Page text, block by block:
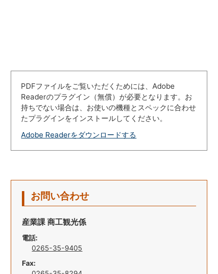
PDFファイルをご覧いただくためには、Adobe
Readerのプラグイン（無償）が必要となります。お
持ちでない場合は、お使いの機種とスペックに合わせ
たプラグインをインストールしてください。
Adobe Readerをダウンロードする
お問い合わせ
産業課 商工観光係
電話:
0265-35-9405
Fax: